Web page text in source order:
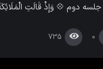
دوم 💠 وَإِذْ قَالَتِ
0
735